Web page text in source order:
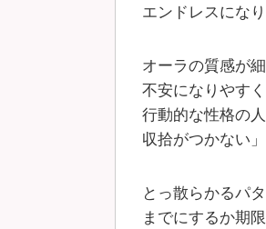
エンドレスにな
オーラの質感が
不安になりやす
行動的な性格の
収拾がつかない
とっ散らかるパ
までにするか期